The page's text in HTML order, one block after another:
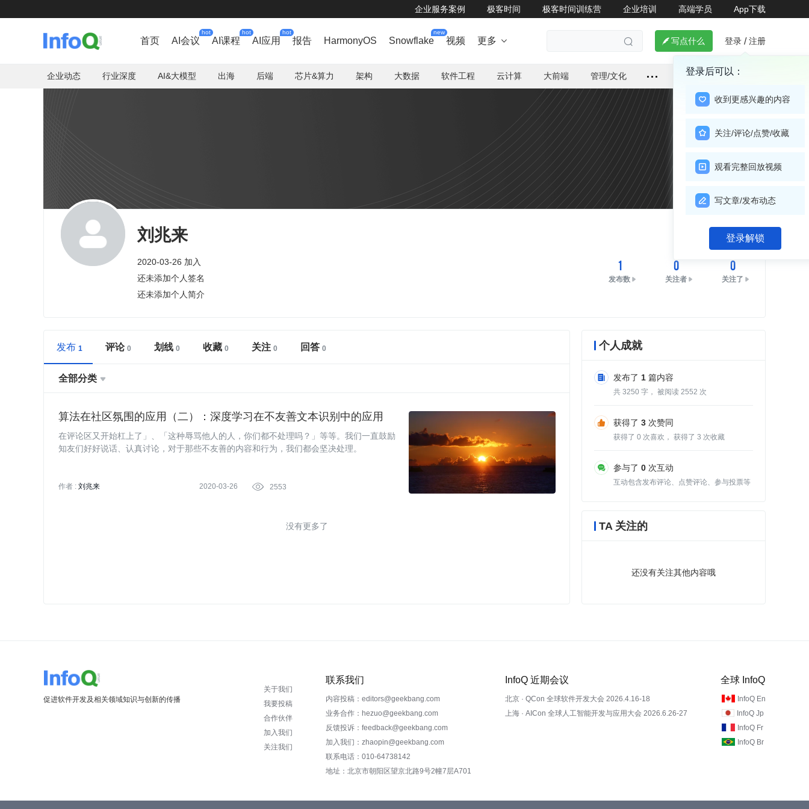
企业服务案例 极客时间 极客时间训练营 企业培训 高端学员 App下载
首页 AI会议
hot
AI课程
hot
AI应用
hot
报告 HarmonyOS Snowflake
new
视频 更多    写点什么 登录 / 注册
登录后可以：
收到更感兴趣的内容
关注/评论/点赞/收藏
观看完整回放视频
写文章/发布动态
登录解锁
企业动态 行业深度 AI&大模型 出海 后端 芯片&算力 架构 大数据 软件工程 云计算 大前端 管理/文化
刘兆来
2020-03-26 加入
还未添加个人签名
还未添加个人简介
关注
1
发布数
0
关注者
0
关注了
发布 评论 划线 收藏 关注 回答
全部分类 
算法在社区氛围的应用（二）：深度学习在不友善文本识别中的应用
在评论区又开始杠上了」、「这种辱骂他人的人，你们都不处理吗？」等等。我们一直鼓励
知友们好好说话、认真讨论，对于那些不友善的内容和行为，我们都会坚决处理。
作者 : 刘兆来 2020-03-26  2553
没有更多了
个人成就
发布了 1 篇内容
共 3250 字， 被阅读 2552 次
获得了 3 次赞同
获得了 0 次喜欢， 获得了 3 次收藏
参与了 0 次互动
互动包含发布评论、点赞评论、参与投票等
TA 关注的
还没有关注其他内容哦
促进软件开发及相关领域知识与创新的传播
关于我们
我要投稿
合作伙伴
加入我们
关注我们
联系我们
内容投稿：editors@geekbang.com
业务合作：hezuo@geekbang.com
反馈投诉：feedback@geekbang.com
加入我们：zhaopin@geekbang.com
联系电话：010-64738142
地址：北京市朝阳区望京北路9号2幢7层A701
InfoQ 近期会议
北京 · QCon 全球软件开发大会 2026.4.16-18
上海 · AICon 全球人工智能开发与应用大会 2026.6.26-27
全球 InfoQ
InfoQ En
InfoQ Jp
InfoQ Fr
InfoQ Br